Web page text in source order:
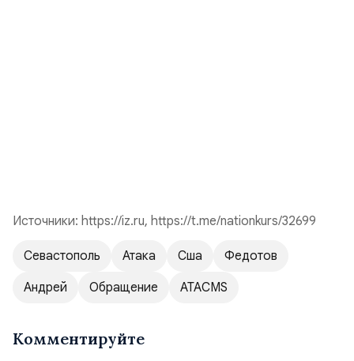
Источники: https://iz.ru, https://t.me/nationkurs/32699
Севастополь Атака Сша
Федотов
Андрей
Обращение ATACMS
Комментируйте